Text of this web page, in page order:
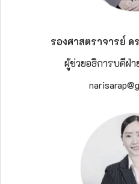
รองศาสตราจารย์
ผู้ช่วยอธิการบดีฝ่